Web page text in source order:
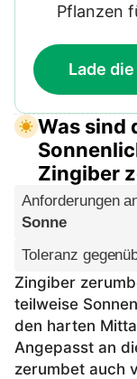
Pflanzen
Lade
Was sind
Zingiber
Anforderungen
Sonne
Toleranz
Zingiber
teilweise
den harten
Angepasst an
zerumbet auch